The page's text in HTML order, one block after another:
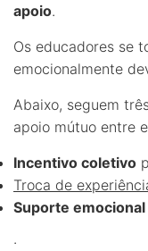
apoio.
Os educadores se
emocionalmente
Abaixo, seguem
apoio mútuo entre
Incentivo coletivo
Troca de
Suporte emocional
.